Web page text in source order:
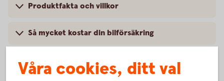
Produktfakta och villkor
Så mycket kostar din bilförsäkring
Våra cookies, ditt val